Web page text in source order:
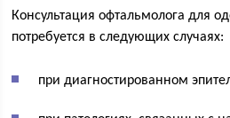
Консультация офтальмолога для
потребуется в следующих случаях:
при диагностированном